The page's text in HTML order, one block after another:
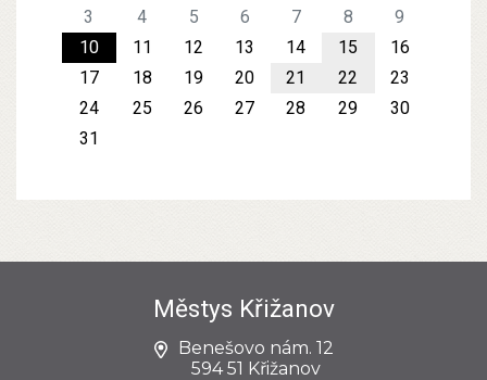
3
4 5 6 7 8
9
10
11 12 13 14 15
16
17
18 19 20 21 22
23
24
25 26 27 28 29
30
31
Městys Křižanov
Benešovo nám. 12
594 51 Křižanov